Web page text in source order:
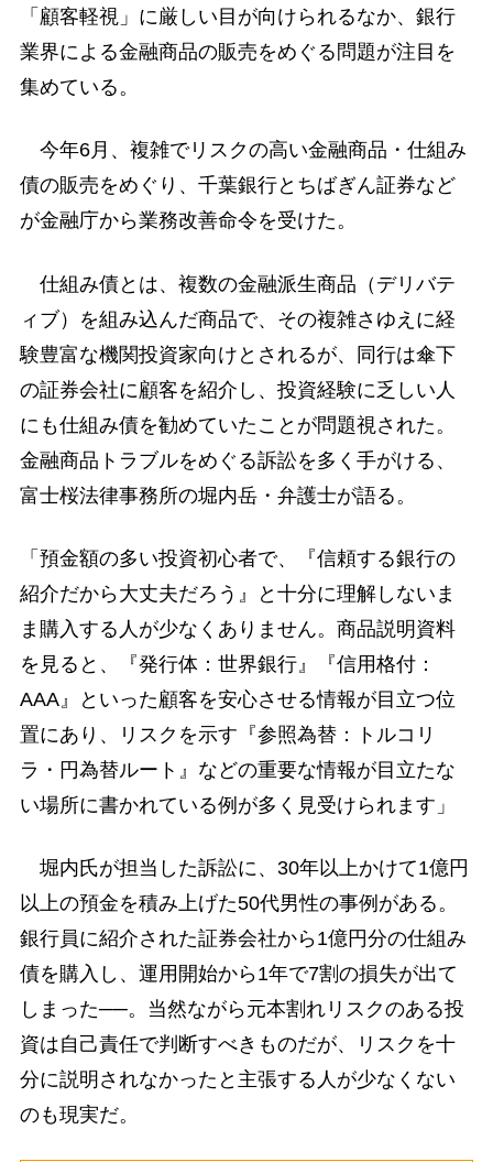
「顧客軽視」に厳しい目が向けられるなか、銀行
業界による金融商品の販売をめぐる問題が注目を
集めている。
今年6月、複雑でリスクの高い金融商品・仕組み
債の販売をめぐり、千葉銀行とちばぎん証券など
が金融庁から業務改善命令を受けた。
仕組み債とは、複数の金融派生商品（デリバテ
ィブ）を組み込んだ商品で、その複雑さゆえに経
験豊富な機関投資家向けとされるが、同行は傘下
の証券会社に顧客を紹介し、投資経験に乏しい人
にも仕組み債を勧めていたことが問題視された。
金融商品トラブルをめぐる訴訟を多く手がける、
富士桜法律事務所の堀内岳・弁護士が語る。
「預金額の多い投資初心者で、『信頼する銀行の
紹介だから大丈夫だろう』と十分に理解しないま
ま購入する人が少なくありません。商品説明資料
を見ると、『発行体：世界銀行』『信用格付：
AAA』といった顧客を安心させる情報が目立つ位
置にあり、リスクを示す『参照為替：トルコリ
ラ・円為替ルート』などの重要な情報が目立たな
い場所に書かれている例が多く見受けられます」
堀内氏が担当した訴訟に、30年以上かけて1億円
以上の預金を積み上げた50代男性の事例がある。
銀行員に紹介された証券会社から1億円分の仕組み
債を購入し、運用開始から1年で7割の損失が出て
しまった──。当然ながら元本割れリスクのある投
資は自己責任で判断すべきものだが、リスクを十
分に説明されなかったと主張する人が少なくない
のも現実だ。